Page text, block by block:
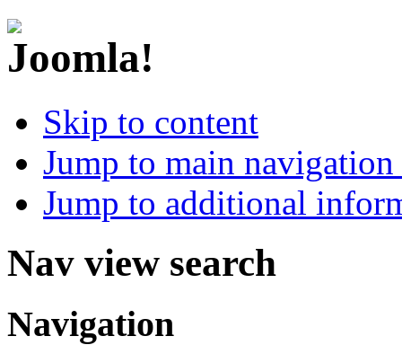
Skip to content
Jump to main
Jump to additional
Nav view search
Navigation